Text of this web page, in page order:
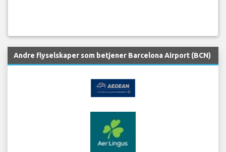
Andre flyselskaper som betjener Barcelona Airport (BCN)